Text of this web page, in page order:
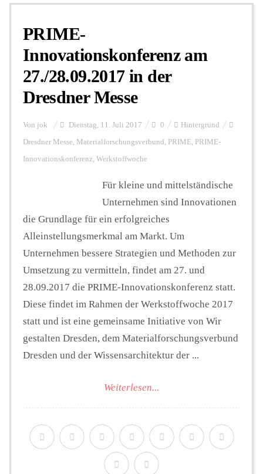
Hintergrund
FUNKTURM-Beiträge
Seminare
Unterstützen
PRIME-
Innovationskonferenz am
27./28.09.2017 in der
Dresdner Messe
Von jok Dienstag, 11. Juli 2017 0 Hintergrund
Dresdner Messe, Materialforschungsverbund , PRIME, PRIME-
Innovationskonferenz, Werkstoffwoche
Für kleine und mittelständische
Unternehmen sind Innovationen
die Grundlage für ein erfolgreiches
Alleinstellungsmerkmal am Markt. Um
Unternehmen bessere Strategien und Methoden zur
Umsetzung zu vermitteln, findet am 27. und
28.09.2017 die PRIME-Innovationskonferenz statt.
Diese findet im Rahmen der Werkstoffwoche 2017
statt und ist eine gemeinsame Initiative von Wir
gestalten Dresden, dem Materialforschungsverbund
Dresden und der Wissensarchitektur der ...
Weiterlesen...